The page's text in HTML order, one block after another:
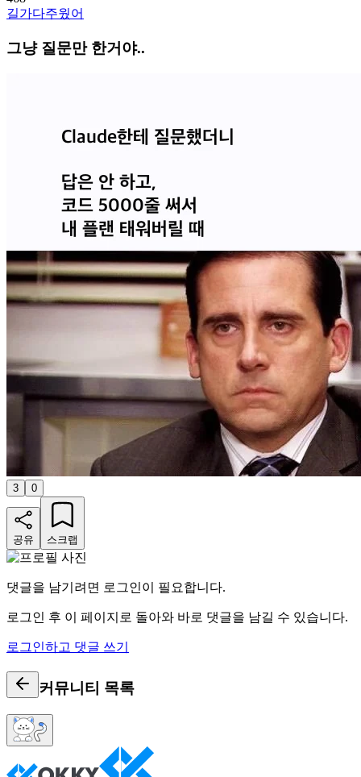
길가다주웠어
그냥 질문만 한거야..
3 0
공유 스크랩
댓글을 남기려면 로그인이 필요합니다.
로그인 후 이 페이지로 돌아와 바로 댓글을 남길 수 있습니다.
로그인하고 댓글 쓰기
커뮤니티 목록